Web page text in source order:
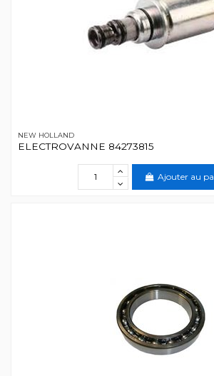
NEW HOLLAND
ELECTROVANNE 84273815
Ajouter au